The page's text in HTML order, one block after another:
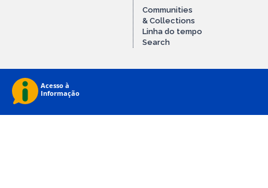
Communities
& Collections
Linha do tempo
Search